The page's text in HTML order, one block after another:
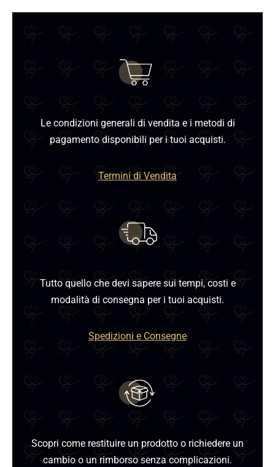
Le condizioni generali di vendita e i metodi di
pagamento disponibili per i tuoi acquisti.
Termini di Vendita
Tutto quello che devi sapere sui tempi, costi e
modalità di consegna per i tuoi acquisti.
Spedizioni e Consegne
Scopri come restituire un prodotto o richiedere un
cambio o un rimborso senza complicazioni.